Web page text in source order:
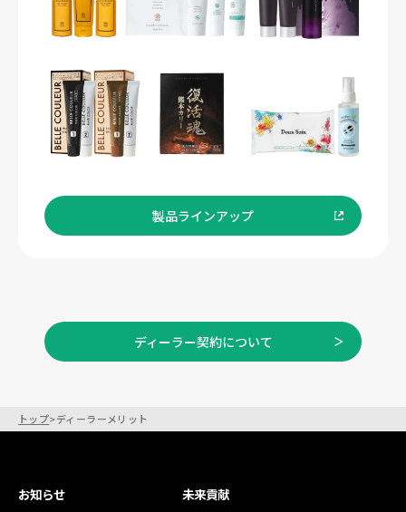
製品ラインアップ
ディーラー契約について
トップ>ディーラーメリット
お知らせ 未来貢献